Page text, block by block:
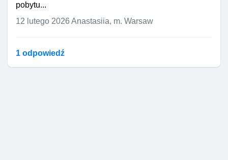
pobytu...
12 lutego 2026 Anastasiia, m. Warsaw
1 odpowiedź